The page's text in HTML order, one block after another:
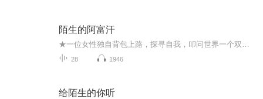
陌生的阿富汗
28 1946
给陌生的你听